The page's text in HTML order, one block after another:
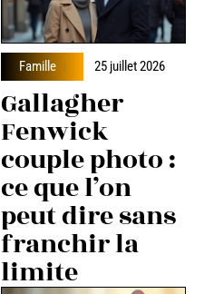
Famille 25 juillet 2026
Gallagher
Fenwick
couple photo :
ce que l’on
peut dire sans
franchir la
limite